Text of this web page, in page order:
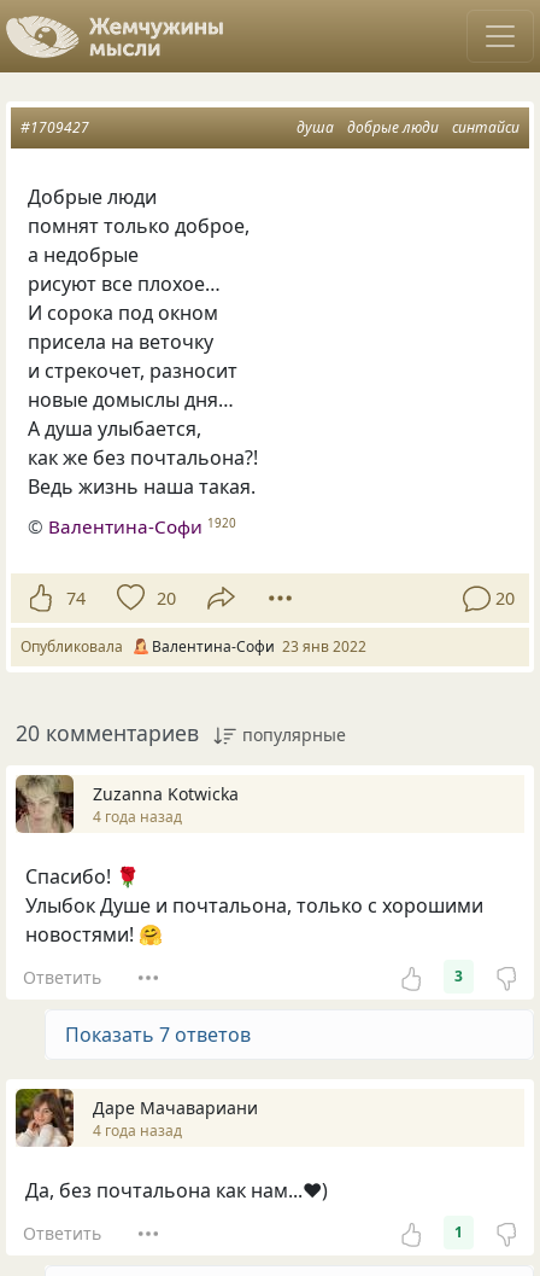
душа добрые люди синтайси
#1709427
Добрые люди
помнят только доброе,
а недобрые
рисуют все плохое…
И сорока под окном
присела на веточку
и стрекочет, разносит
новые домыслы дня…
А душа улыбается,
как же без почтальона?!
Ведь жизнь наша такая.
© Валентина-Софи 1920
74 20 20
Опубликовала Валентина-Софи 23 янв 2022
20 комментариев популярные
Zuzanna Kotwicka
4 года назад
Спасибо! 🌹
Улыбок Душе и почтальона, только с хорошими
новостями! 🤗
Ответить 3
Показать 7 ответов
Даре Мачавариани
4 года назад
Да, без почтальона как нам...♥️)
Ответить 1